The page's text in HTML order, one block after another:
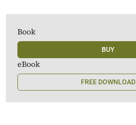
Book
BUY
eBook
FREE DOWNLOAD